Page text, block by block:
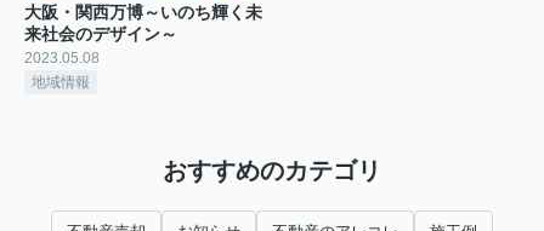
大阪・関西万博～いのち輝く未
来社会のデザイン～
2023.05.08
地域情報
おすすめのカテゴリ